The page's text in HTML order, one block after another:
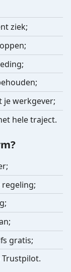
ziek;
je werkgever;
hele traject.
regeling;
gratis;